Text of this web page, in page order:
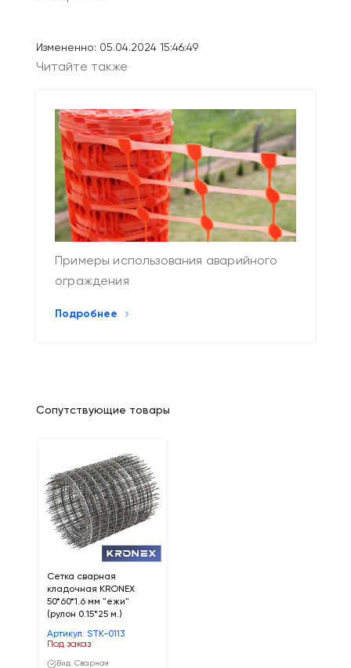
Измененно: 05.04.2024 15:46:49
Читайте также
Примеры использования аварийного
ограждения
Подробнее
Сопутствующие товары
Сетка сварная
кладочная KRONEX
50*60*1.6 мм "ежи"
(рулон 0.15*25 м.)
Артикул: STK-0113
Под заказ
Вид: Сварная